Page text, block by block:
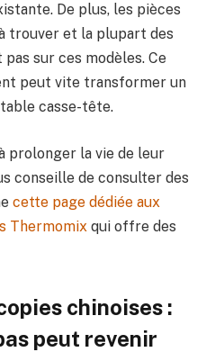
De plus, les pièces
trouver et la plupart des
sur ces modèles. Ce
peut vite transformer un
casse-tête.
prolonger la vie de leur
conseille de consulter des
cette page dédiée aux
Thermomix qui offre des
chinoises :
peut revenir